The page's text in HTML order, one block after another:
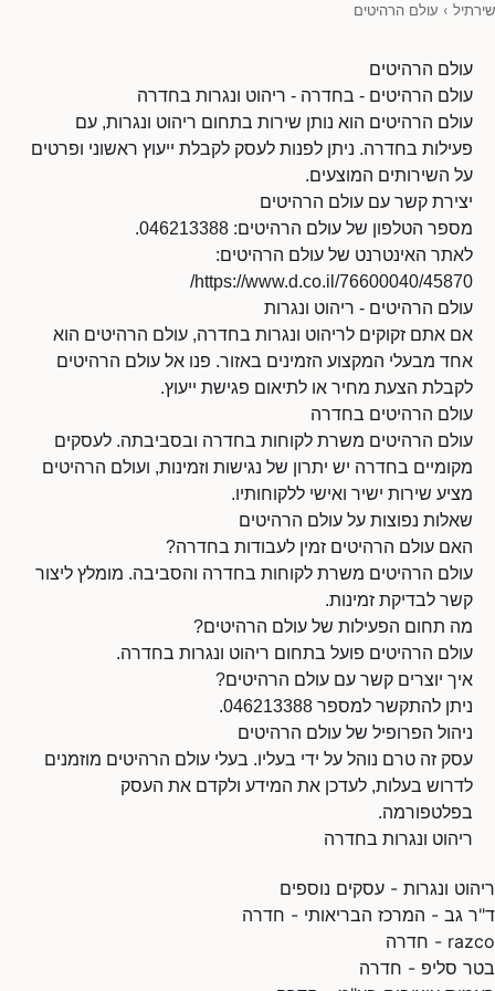
שירתיל › עולם הרהיטים
עולם הרהיטים
עולם הרהיטים - בחדרה - ריהוט ונגרות בחדרה
עולם הרהיטים הוא נותן שירות בתחום ריהוט ונגרות, עם
פעילות בחדרה. ניתן לפנות לעסק לקבלת ייעוץ ראשוני ופרטים
על השירותים המוצעים.
יצירת קשר עם עולם הרהיטים
מספר הטלפון של עולם הרהיטים: 046213388.
לאתר האינטרנט של עולם הרהיטים:
https://www.d.co.il/76600040/45870/
עולם הרהיטים - ריהוט ונגרות
אם אתם זקוקים לריהוט ונגרות בחדרה, עולם הרהיטים הוא
אחד מבעלי המקצוע הזמינים באזור. פנו אל עולם הרהיטים
לקבלת הצעת מחיר או לתיאום פגישת ייעוץ.
עולם הרהיטים בחדרה
עולם הרהיטים משרת לקוחות בחדרה ובסביבתה. לעסקים
מקומיים בחדרה יש יתרון של נגישות וזמינות, ועולם הרהיטים
מציע שירות ישיר ואישי ללקוחותיו.
שאלות נפוצות על עולם הרהיטים
האם עולם הרהיטים זמין לעבודות בחדרה?
עולם הרהיטים משרת לקוחות בחדרה והסביבה. מומלץ ליצור
קשר לבדיקת זמינות.
מה תחום הפעילות של עולם הרהיטים?
עולם הרהיטים פועל בתחום ריהוט ונגרות בחדרה.
איך יוצרים קשר עם עולם הרהיטים?
ניתן להתקשר למספר 046213388.
ניהול הפרופיל של עולם הרהיטים
עסק זה טרם נוהל על ידי בעליו. בעלי עולם הרהיטים מוזמנים
לדרוש בעלות, לעדכן את המידע ולקדם את העסק
בפלטפורמה.
ריהוט ונגרות בחדרה
ריהוט ונגרות - עסקים נוספים
ד"ר גב - המרכז הבריאותי - חדרה
razco - חדרה
בטר סליפ - חדרה